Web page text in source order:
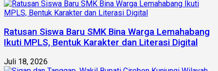
Ratusan Siswa Baru SMK Bina Warga Lemahabang
Ikuti MPLS, Bentuk Karakter dan Literasi Digital
Juli 18, 2026